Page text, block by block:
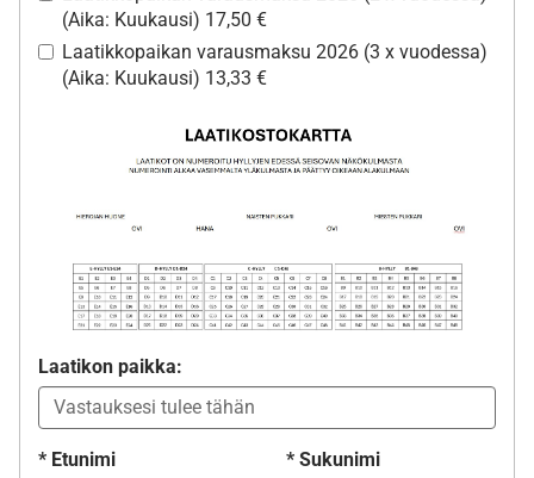
(Aika: Kuukausi) 17,50 €
Laatikkopaikan varausmaksu 2026 (3 x vuodessa)
(Aika: Kuukausi) 13,33 €
Laatikon paikka:
* Etunimi * Sukunimi